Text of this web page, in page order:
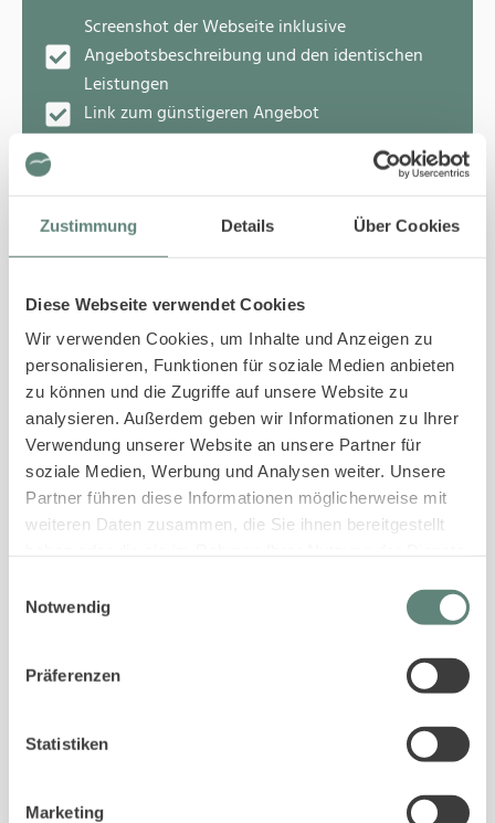
Zustimmung Details Über Cookies
Diese Webseite verwendet Cookies
Wir verwenden Cookies, um Inhalte und Anzeigen zu
personalisieren, Funktionen für soziale Medien anbieten
zu können und die Zugriffe auf unsere Website zu
analysieren. Außerdem geben wir Informationen zu Ihrer
Verwendung unserer Website an unsere Partner für
soziale Medien, Werbung und Analysen weiter. Unsere
Partner führen diese Informationen möglicherweise mit
weiteren Daten zusammen, die Sie ihnen bereitgestellt
Notwendig
Präferenzen
Statistiken
Marketing
Screenshot der Webseite inklusive
Angebotsbeschreibung und den identischen
Leistungen
Link zum günstigeren Angebot
Direkt an info@sylt-er.de senden
Sie sind noch auf der Suche nach einer
passenden Unterkunft?
Dann können wir Ihnen sicherlich weiterhelfen. Schauen
Sie gerne auf unsererWebsitenach einer passenden
Ferienwohnung oder Ferienhaus oder kontaktieren Sie uns
telefonisch unter
oder per E-Mail unter